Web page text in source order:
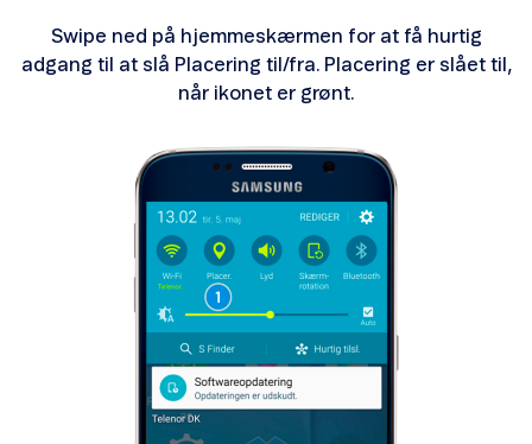
Opsæt Gmail
Mistet eller stjålet mobil
Reparation af produkter
Lav hastighed eller intet netværk
Problemer med at modtage mms'er
Swipe ned på hjemmeskærmen for at få hurtig
adgang til at slå Placering til/fra. Placering er slået til,
når ikonet er grønt.